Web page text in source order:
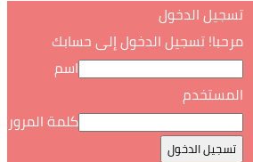
تسجيل الدخول
مرحبا! تسجيل الدخول إلى حسابك
اسم
المستخدم
كلمة المرور